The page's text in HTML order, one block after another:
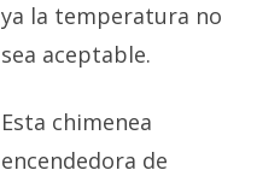
ya la temperatura no
sea aceptable.
Esta chimenea
encendedora de